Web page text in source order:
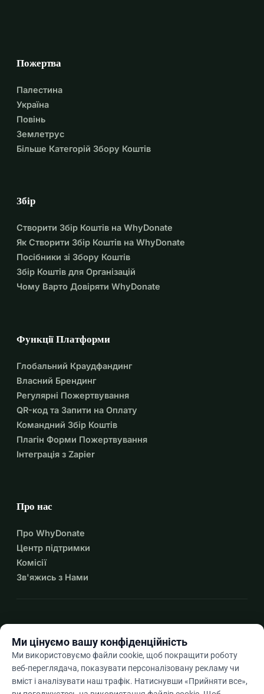
Пожертва
Палестина
Україна
Повінь
Землетрус
Більше Категорій Збору Коштів
Збір
Створити Збір Коштів на WhyDonate
Як Створити Збір Коштів на WhyDonate
Посібники зі Збору Коштів
Збір Коштів для Організацій
Чому Варто Довіряти WhyDonate
Функції Платформи
Глобальний Краудфандинг
Власний Брендинг
Регулярні Пожертвування
QR-код та Запити на Оплату
Командний Збір Коштів
Плагін Форми Пожертвування
Інтеграція з Zapier
Про нас
Про WhyDonate
Центр підтримки
Комісії
Зв'яжись з Нами
Ми цінуємо вашу конфіденційність
Ми використовуємо файли cookie, щоб покращити роботу
веб-переглядача, показувати персоналізовану рекламу чи
вміст і аналізувати наш трафік. Натиснувши «Прийняти все»,